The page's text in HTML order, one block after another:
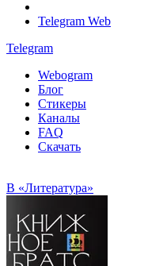
Telegram Web
Telegram
Webogram
Блог
Стикеры
Каналы
FAQ
Скачать
В «Литература»